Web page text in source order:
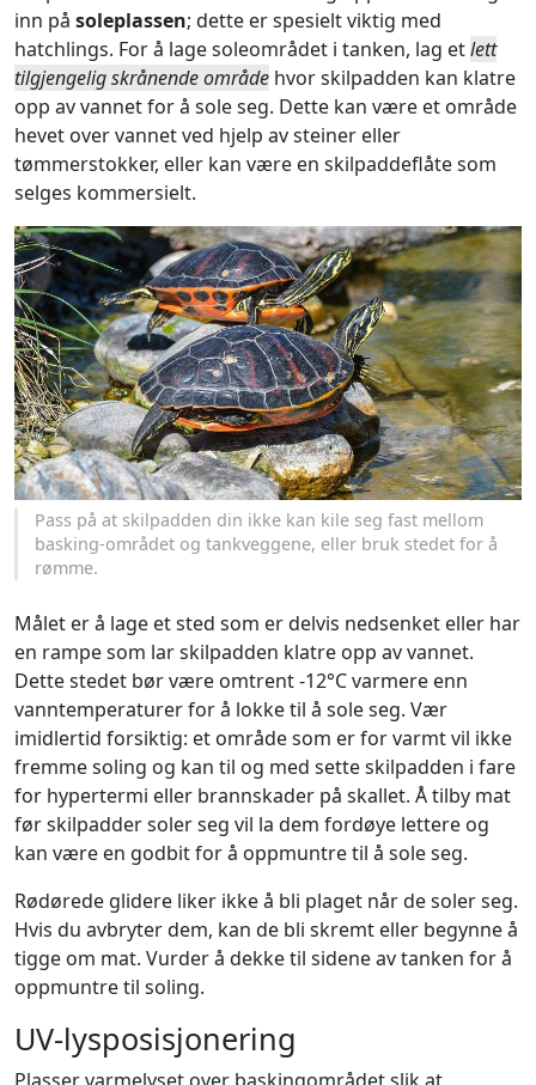
inn på soleplassen; dette er spesielt viktig med
hatchlings. For å lage soleområdet i tanken, lag etlett
tilgjengelig skrånende område hvor skilpadden kan klatre
opp av vannet for å sole seg. Dette kan være et område
hevet over vannet ved hjelp av steiner eller
tømmerstokker, eller kan være en skilpaddeflåte som
selges kommersielt.
Pass på at skilpadden din ikke kan kile seg fast mellom
basking-området og tankveggene, eller bruk stedet for å
rømme.
Målet er å lage et sted som er delvis nedsenket eller har
en rampe som lar skilpadden klatre opp av vannet.
Dette stedet bør være omtrent -12°C varmere enn
vanntemperaturer for å lokke til å sole seg. Vær
imidlertid forsiktig: et område som er for varmt vil ikke
fremme soling og kan til og med sette skilpadden i fare
for hypertermi eller brannskader på skallet. Å tilby mat
før skilpadder soler seg vil la dem fordøye lettere og
kan være en godbit for å oppmuntre til å sole seg.
Rødørede glidere liker ikke å bli plaget når de soler seg.
Hvis du avbryter dem, kan de bli skremt eller begynne å
tigge om mat. Vurder å dekke til sidene av tanken for å
oppmuntre til soling.
UV-lysposisjonering